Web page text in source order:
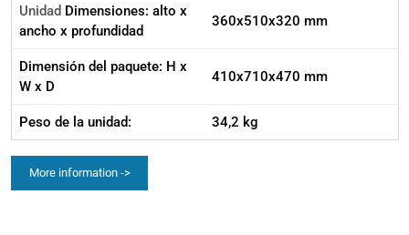
Unidad Dimensiones: alto x
ancho x profundidad
360x510x320 mm
Dimensión del paquete: H x
W x D
410x710x470 mm
Peso de la unidad: 34,2 kg
More information ->